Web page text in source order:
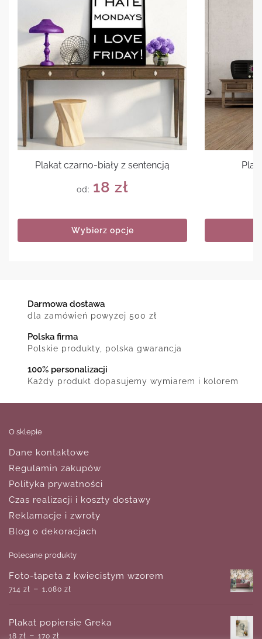
Plakat czarno-biały z sentencją
od: 18 zł
Wybierz opcje
Darmowa dostawa
dla zamówień powyżej 500 zł
Polska firma
Polskie produkty, polska gwarancja
100% personalizacji
Każdy produkt dopasujemy wymiarem i kolorem
O sklepie
Dane kontaktowe
Regulamin zakupów
Polityka prywatności
Czas realizacji i koszty dostawy
Reklamacje i zwroty
Blog o dekoracjach
Polecane produkty
Foto-tapeta z kwiecistym wzorem
714 zł – 1,080 zł
Plakat popiersie Greka
18 zł – 170 zł